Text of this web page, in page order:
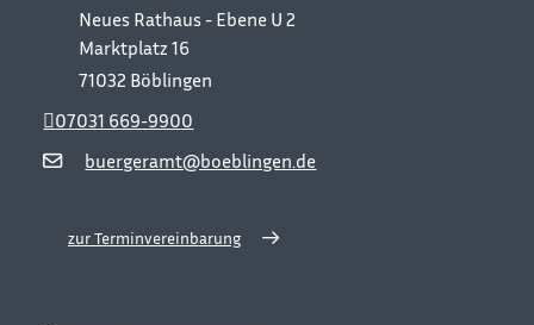
Neues Rathaus - Ebene U 2
Marktplatz 16
71032 Böblingen
buergeramt@boeblingen.de
07031 669-9900
zur Terminvereinbarung